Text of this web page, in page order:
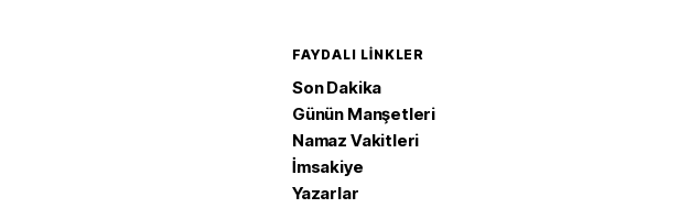
FAYDALI LINKLER
Son Dakika
Günün Manşetleri
Namaz Vakitleri
İmsakiye
Yazarlar